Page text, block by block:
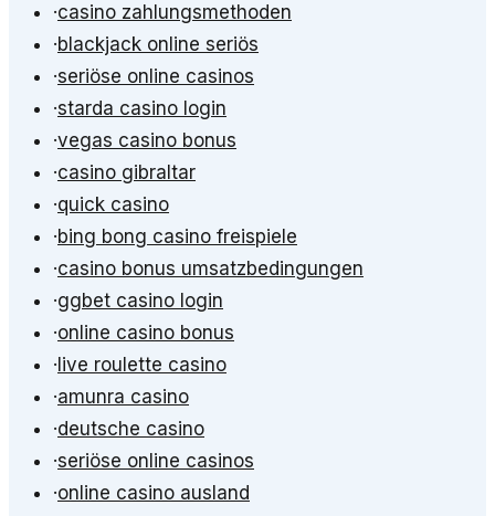
·casino zahlungsmethoden
·blackjack online seriös
·seriöse online casinos
·starda casino login
·vegas casino bonus
·casino gibraltar
·quick casino
·bing bong casino freispiele
·casino bonus umsatzbedingungen
·ggbet casino login
·online casino bonus
· live roulette casino
·amunra casino
·deutsche casino
·seriöse online casinos
·online casino ausland